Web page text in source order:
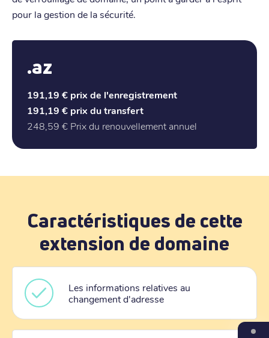
pour la gestion de la sécurité.
.az
191,19 € prix de l'enregistrement
191,19 € prix du transfert
248,59 € Prix du renouvellement annuel
Caractéristiques de cette
extension de domaine
Les informations relatives au
changement d'adresse